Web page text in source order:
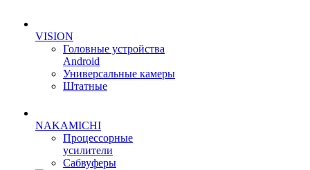
VISION
Головные устройства
Android
Универсальные камеры
Штатные
NAKAMICHI
Процессорные
усилители
Сабвуферы